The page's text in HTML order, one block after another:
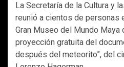
La Secretaría de la Cultura y
reunió a cientos de personas
Gran Museo del Mundo Maya
proyección gratuita del
después del meteorito”, del